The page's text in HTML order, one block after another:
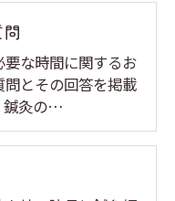
な時間に関するお
とその回答を掲載
鍼灸の…